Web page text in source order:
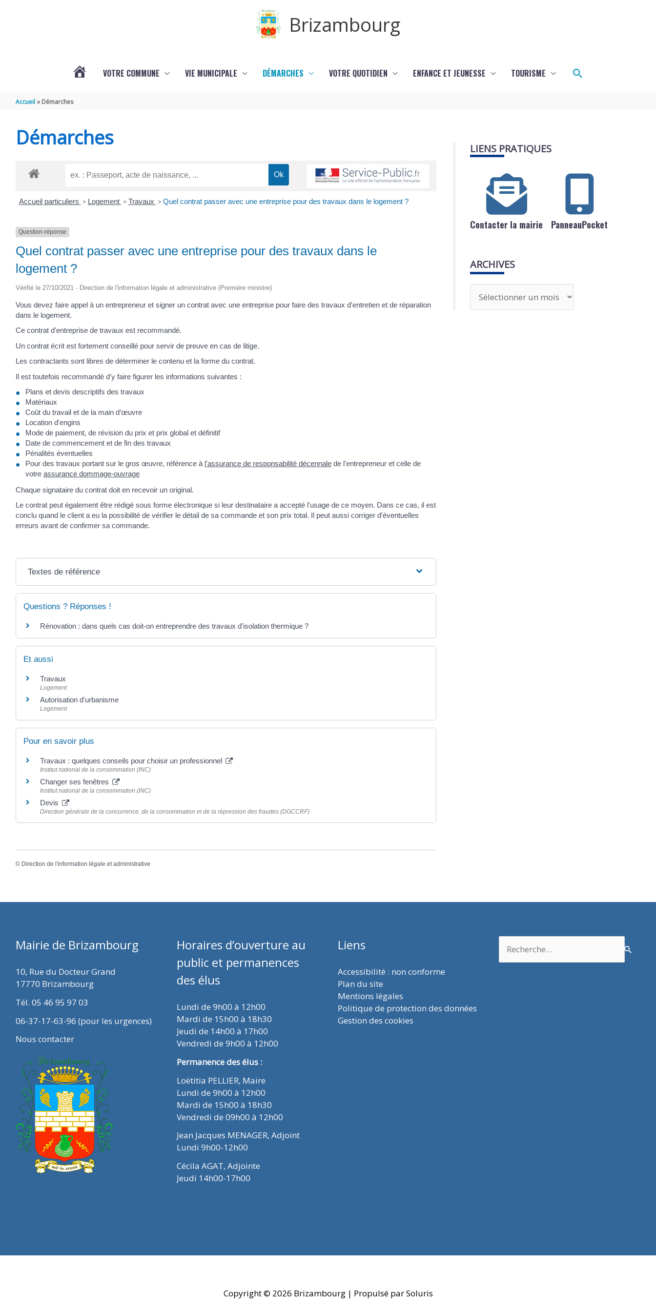
Brizambourg
VOTRE COMMUNE VIE MUNICIPALE DÉMARCHES VOTRE QUOTIDIEN ENFANCE ET JEUNESSE TOURISME Rechercher
Accueil Démarches
Démarches
Accueil particuliers > Logement > Travaux > Quel contrat passer avec une entreprise pour des travaux dans le logement ?
Question-réponse
Quel contrat passer avec une entreprise pour des travaux dans le
logement ?
Vérifié le 27/10/2021 - Direction de l'information légale et administrative (Première ministre)
Vous devez faire appel à un entrepreneur et signer un contrat avec une entreprise pour faire des travaux d'entretien et de réparation
dans le logement.
Ce contrat d'entreprise de travaux est recommandé.
Un contrat écrit est fortement conseillé pour servir de preuve en cas de litige.
Les contractants sont libres de déterminer le contenu et la forme du contrat.
Il est toutefois recommandé d'y faire figurer les informations suivantes :
Plans et devis descriptifs des travaux
Matériaux
Coût du travail et de la main d’œuvre
Location d'engins
Mode de paiement, de révision du prix et prix global et définitif
Date de commencement et de fin des travaux
Pénalités éventuelles
Pour des travaux portant sur le gros œuvre, référence à l'assurance de responsabilité décennale de l'entrepreneur et celle de
votre assurance dommage-ouvrage
Chaque signataire du contrat doit en recevoir un original.
Le contrat peut également être rédigé sous forme électronique si leur destinataire a accepté l'usage de ce moyen. Dans ce cas, il est
conclu quand le client a eu la possibilité de vérifier le détail de sa commande et son prix total. Il peut aussi corriger d'éventuelles
erreurs avant de confirmer sa commande.
Textes de référence
Questions ? Réponses !
Rénovation : dans quels cas doit-on entreprendre des travaux d'isolation thermique ?
Et aussi
Travaux
Logement
Autorisation d'urbanisme
Logement
Pour en savoir plus
Travaux : quelques conseils pour choisir un professionnel
Institut national de la consommation (INC)
Changer ses fenêtres
Institut national de la consommation (INC)
Devis
Direction générale de la concurrence, de la consommation et de la répression des fraudes (DGCCRF)
© Direction de l'information légale et administrative
LIENS PRATIQUES
Contacter la mairie PanneauPocket
ARCHIVES
r
Mairie de Brizambourg
10, Rue du Docteur Grand
17770 Brizambourg
Tél. 05 46 95 97 03
06-37-17-63-96 (pour les urgences)
Nous contacter
Horaires d’ouverture au
public et permanences
des élus
Lundi de 9h00 à 12h00
Mardi de 15h00 à 18h30
Jeudi de 14h00 à 17h00
Vendredi de 9h00 à 12h00
Permanence des élus :
Loëtitia PELLIER, Maire
Lundi de 9h00 à 12h00
Mardi de 15h00 à 18h30
Vendredi de 09h00 à 12h00
Jean Jacques MENAGER, Adjoint
Lundi 9h00-12h00
Cécila AGAT, Adjointe
Jeudi 14h00-17h00
Liens
Accessibilité : non conforme
Plan du site
Mentions légales
Politique de protection des données
Gestion des cookies
Copyright © 2026 Brizambourg| Propulsé par Soluris